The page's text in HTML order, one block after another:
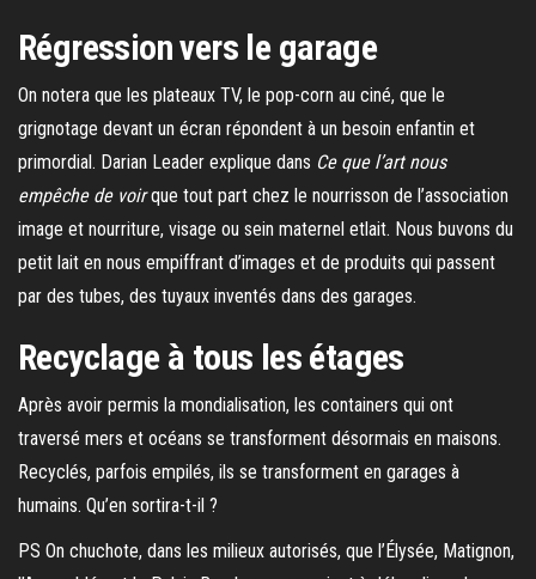
Régression vers le garage
On notera que les plateaux TV, le pop-corn au ciné, que le
grignotage devant un écran répondent à un besoin enfantin et
primordial. Darian Leader explique dans Ce que l’art nous
empêche de voirque tout part chez le nourrisson de l’association
image et nourriture, visage ou sein maternel etlait. Nous buvons du
petit lait en nous empiffrant d’images et de produits qui passent
par des tubes, des tuyaux inventés dans des garages.
Recyclage à tous les étages
Après avoir permis la mondialisation, les containers qui ont
traversé mers et océans se transforment désormais en maisons.
Recyclés, parfois empilés, ils se transforment en garages à
humains. Qu’en sortira-t-il ?
PS On chuchote, dans les milieux autorisés, que l’Élysée, Matignon,